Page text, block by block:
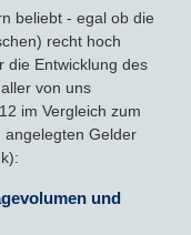
beliebt - egal ob die
recht hoch
die Entwicklung des
von uns
im Vergleich zum
angelegten Gelder
und